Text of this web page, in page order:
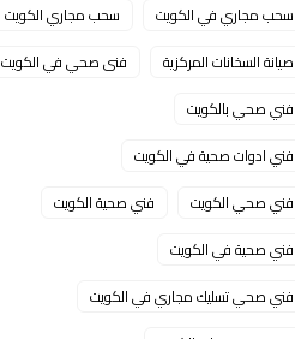
سحب مجاري في الكويت
سحب مجاري الكويت
صيانة السخانات المركزية
فنى صحي في الكويت
فني صحي بالكويت
فني ادوات صحية في الكويت
فني صحي الكويت
فني صحية الكويت
فني صحية في الكويت
فني صحي تسليك مجاري في الكويت